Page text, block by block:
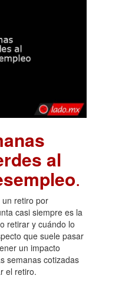
al
.
retiro por
casi siempre es la
retirar y cuándo lo
que suele pasar
un impacto
semanas cotizadas
el retiro.